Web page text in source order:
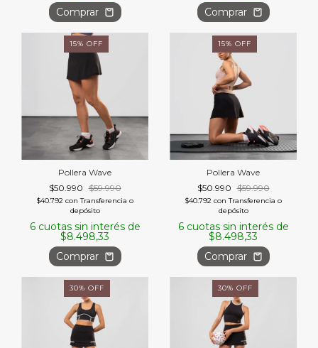
Comprar
Comprar
15% OFF
Pollera Wave
$50.990 $59.990
$40.792 con Transferencia o
depósito
6 cuotas sin interés de
$8.498,33
Comprar
15% OFF
Pollera Wave
$50.990 $59.990
$40.792 con Transferencia o
depósito
6 cuotas sin interés de
$8.498,33
Comprar
30% OFF 30% OFF